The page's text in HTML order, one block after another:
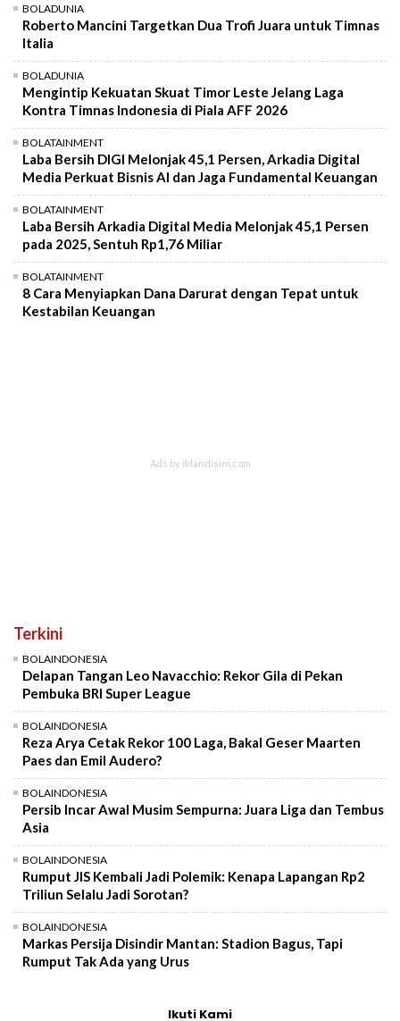
BOLADUNIA
Roberto Mancini Targetkan Dua Trofi Juara untuk Timnas
Italia
BOLADUNIA
Mengintip Kekuatan Skuat Timor Leste Jelang Laga
Kontra Timnas Indonesia di Piala AFF 2026
BOLATAINMENT
Laba Bersih DIGI Melonjak 45,1 Persen, Arkadia Digital
Media Perkuat Bisnis AI dan Jaga Fundamental Keuangan
BOLATAINMENT
Laba Bersih Arkadia Digital Media Melonjak 45,1 Persen
pada 2025, Sentuh Rp1,76 Miliar
BOLATAINMENT
8 Cara Menyiapkan Dana Darurat dengan Tepat untuk
Kestabilan Keuangan
Terkini
BOLAINDONESIA
Delapan Tangan Leo Navacchio: Rekor Gila di Pekan
Pembuka BRI Super League
BOLAINDONESIA
Reza Arya Cetak Rekor 100 Laga, Bakal Geser Maarten
Paes dan Emil Audero?
BOLAINDONESIA
Persib Incar Awal Musim Sempurna: Juara Liga dan Tembus
Asia
BOLAINDONESIA
Rumput JIS Kembali Jadi Polemik: Kenapa Lapangan Rp2
Triliun Selalu Jadi Sorotan?
BOLAINDONESIA
Markas Persija Disindir Mantan: Stadion Bagus, Tapi
Rumput Tak Ada yang Urus
Ikuti Kami